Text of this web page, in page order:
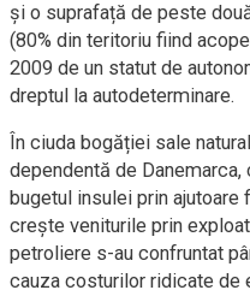
și o suprafață de peste
(80% din teritoriu fiind
2009 de un statut de
dreptul la autodeterminare.
În ciuda bogăției sale
dependentă de
bugetul insulei prin ajutoare
crește veniturile prin
petroliere s-au confruntat
cauza costurilor ridicate